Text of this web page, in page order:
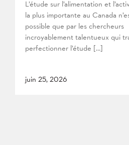
L’étude sur l’alimentation et
la plus importante au Canada
possible que par les chercheurs
incroyablement talentueux qui
perfectionner l’étude […]
juin 25, 2026